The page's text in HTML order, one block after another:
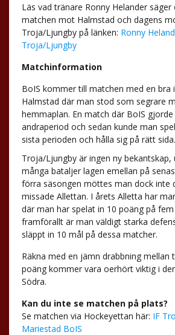
Läs vad tränare Ronny Helander
matchen mot Halmstad och dagens
Troja/Ljungby på länken: Ronny
Troja/Ljungby
Matchinformation
BoIS kommer till matchen med en bra
Halmstad där man stod som segrare
hemmaplan. En match där BoIS
andraperiod och sedan kunde man
sista perioden och hålla sig på rätt sida.
Troja/Ljungby är ingen ny
många bataljer lagen emellan på
förra säsongen möttes man dock inte
missade Allettan. I årets Alletta har
där man har spelat in 10 poäng på
framförallt är man väldigt starka
släppt in 10 mål på dessa matcher.
Räkna med en jämn drabbning mellan
poäng kommer vara oerhört viktig i
Södra.
Kan du inte se matchen på plats?
Se matchen via Hockeyettan här: IF
Mariestad BoIS